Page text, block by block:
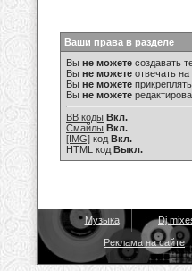
Ваши права в разделе
Вы не можете создавать
Вы не можете отвечать
Вы не можете
Вы не можете
BB коды Вкл.
Смайлы Вкл.
[IMG] код Вкл.
HTML код Выкл.
Музыка Dj
Реклама на сайте